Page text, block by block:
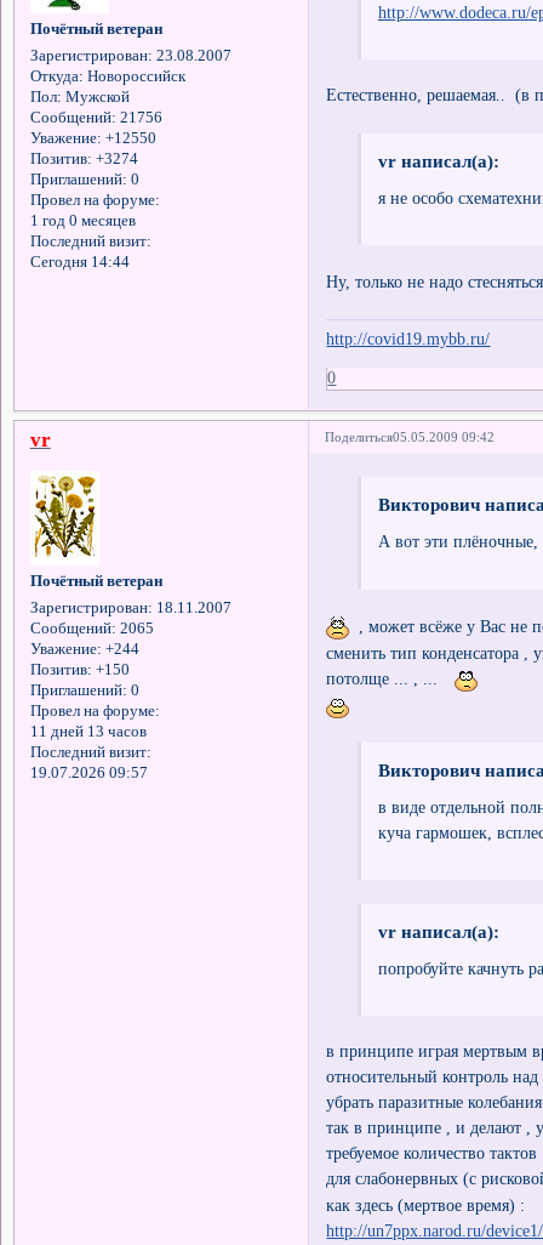
Почётный ветеран
Зарегистрирован: 23.08.2007
Откуда: Новороссийск
Пол: Мужской
Сообщений: 21756
Уважение: +12550
Позитив: +3274
Приглашений: 0
Провел на форуме:
1 год 0 месяцев
Последний визит:
Сегодня 14:44
http://www.dodeca.ru/
Естественно, решаемая..
vr написал(а):
я не особо
Ну, только не надо
http://covid19.mybb.ru/
0
Поделиться05.05.2009 09:42
vr
Почётный ветеран
Зарегистрирован: 18.11.2007
Сообщений: 2065
Уважение: +244
Позитив: +150
Приглашений: 0
Провел на форуме:
11 дней 13 часов
Последний визит:
19.07.2026 09:57
Викторович
А вот эти
, может всёже у Вас не
сменить тип конденсатора
потолще ... , ...
Викторович
в виде отдельной
куча гармошек,
vr написал(а):
попробуйте качнуть
в принципе играя мертвым
относительный контроль
убрать паразитные
так в принципе , и делают ,
требуемое количество
для слабонервных (с
как здесь (мертвое время) :
http://un7ppx.narod.ru/